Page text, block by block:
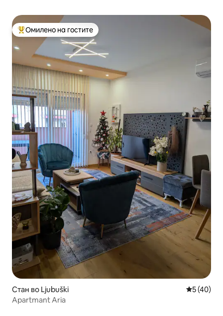
Меѓу најуспешните „Омилени на гостите“
Омилено на гостите
Стан во Ljubuški Просечна
5 (40)
Apartmant Aria